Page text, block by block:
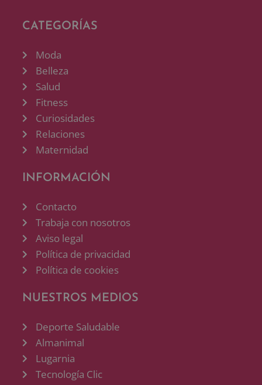
CATEGORÍAS
Moda
Belleza
Salud
Fitness
Curiosidades
Relaciones
Maternidad
INFORMACIÓN
Contacto
Trabaja con nosotros
Aviso legal
Política de privacidad
Política de cookies
NUESTROS MEDIOS
Deporte Saludable
Almanimal
Lugarnia
Tecnología Clic